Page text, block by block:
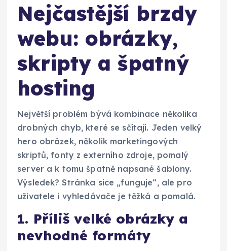
Nejčastější brzdy
webu: obrázky,
skripty a špatný
hosting
Největší problém bývá kombinace několika
drobných chyb, které se sčítají. Jeden velký
hero obrázek, několik marketingových
skriptů, fonty z externího zdroje, pomalý
server a k tomu špatně napsané šablony.
Výsledek? Stránka sice „funguje“, ale pro
uživatele i vyhledávače je těžká a pomalá.
1. Příliš velké obrázky a
nevhodné formáty